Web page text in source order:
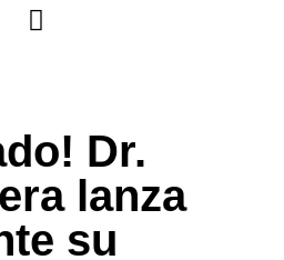
Dr.
lanza
su